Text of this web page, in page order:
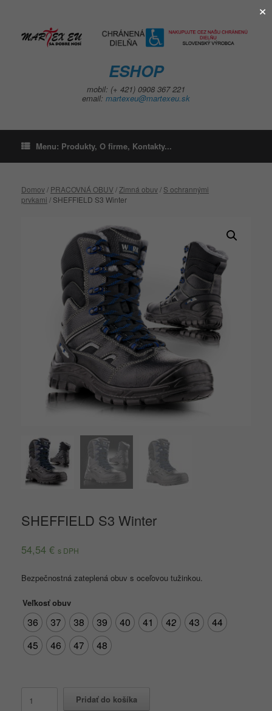
ESHOP
mobil: (+ 421) 0908 367 221
email: martexeu@martexeu.sk
Menu: Produkty, O firme, Kontakty...
Domov/ PRACOVNÁ OBUV/ Zimná obuv/ S ochrannými
prvkami / SHEFFIELD S3 Winter
SHEFFIELD S3 Winter
54,54 € s DPH
Bezpečnostná zateplená obuv s oceľovou tužinkou.
Veľkosť obuv
36 37 38 39 40 41 42 43
44
45
46 47 48
SHEFFIELD
Pridať do košíka
×